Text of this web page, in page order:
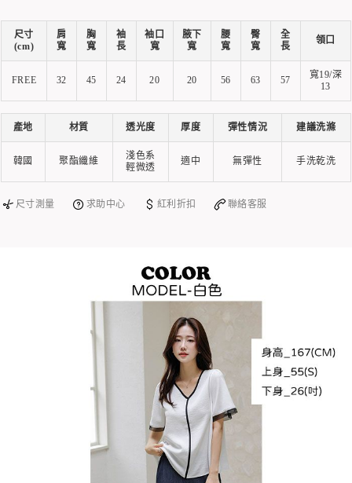
尺寸
(cm)
肩
寬
胸
寬
袖
長
袖口
寬
腋下
寬
腰
寬
臀
寬
全
長
領口
FREE 32 45 24 20 20 56 63 57
寬19/深
13
產地 材質 透光度 厚度 彈性情況 建議洗滌
韓國 聚酯纖維
淺色系
輕微透
適中 無彈性 手洗乾洗
尺寸測量 求助中心 紅利折扣 聯絡客服